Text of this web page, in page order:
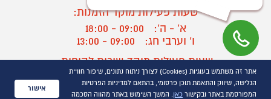
שעות פעילות מוקד הזמנות:
א' - ה':
09:00 - 18:00
ו' וערבי חג:
09:00 - 13:00
שעות פעילות מוקד שירות לקוחות:
א' - ד':
09:00 - 16:30
ה :
09:00 - 16:00
אתר זה משתמש בעוגיות (Cookies) לצורך ניתוח נתונים, שיפור חוויית
הגלישה, שיווק והתאמת תוכן פרסומי, בהתאם למדיניות הפרטיות
המפורסמת באתר ובקישור כאן. המשך השימוש באתר מהווה הסכמה
אישור